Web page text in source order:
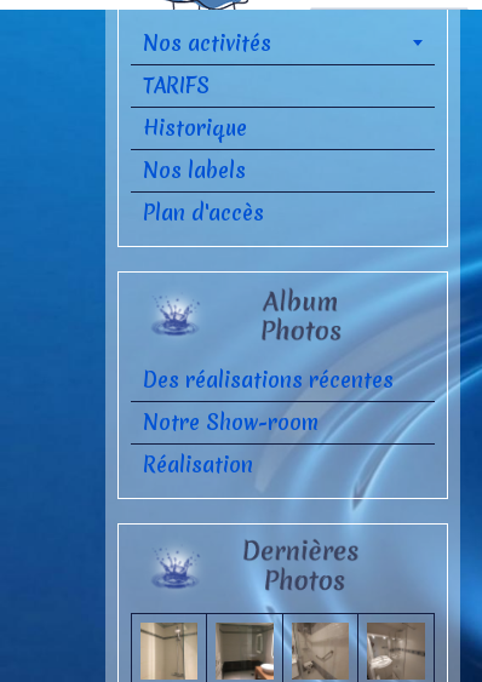
Nos activités
TARIFS
Historique
Nos labels
Plan d'accès
Des réalisations récentes
Notre Show-room
Réalisation